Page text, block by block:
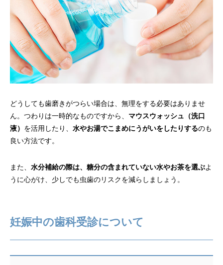
どうしても歯磨きがつらい場合は、無理をする必要はありませ
ん。つわりは一時的なものですから、 マウスウォッシュ（洗口
液） を活用したり、 水やお湯でこまめにうがいをしたりするのも
良い方法です。
また、 水分補給の際は、糖分の含まれていない水やお茶を選ぶよ
うに心がけ、少しでも虫歯のリスクを減らしましょう。
妊娠中の歯科受診について